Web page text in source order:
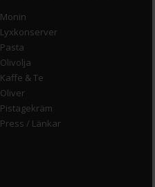
Monin
Lyxkonserver
Pasta
Olivolja
Kaffe & Te
Oliver
Pistagekräm
Press / Länkar